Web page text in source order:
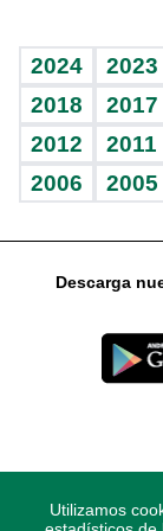
Vida y familia
Eñe
Celebrando la
Sin complejos
En pocas
Escuchando al
Economía
Consulta Libre
BRV
TBT Deportivo
Más firmas
Guía del dinero
Horóscopos
2024 2023
2018
2017
2012
2011
2006
2005
Descarga
© 2021
Utilizamos